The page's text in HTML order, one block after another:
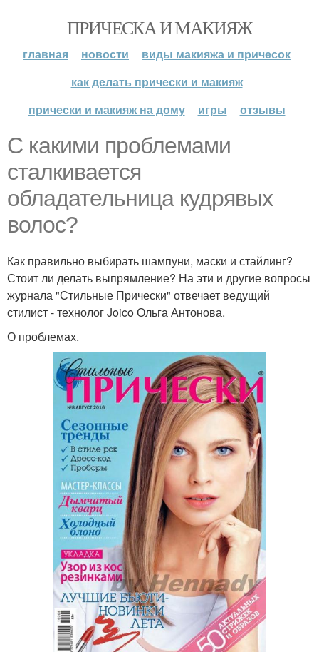
ПРИЧЕСКА И МАКИЯЖ
главная новости
виды макияжа и причесок
как делать прически и макияж
прически и макияж на дому
игры отзывы
С какими проблемами
сталкивается
обладательница кудрявых
волос?
Как правильно выбирать шампуни, маски и стайлинг?
Стоит ли делать выпрямление? На эти и другие вопросы
журнала "Стильные Прически" отвечает ведущий
стилист - технолог Joico Ольга Антонова.
О проблемах.